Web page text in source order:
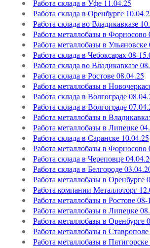
Работа склада в Уфе 11.04.25
Работа склада в Оренбурге
Работа склада во Владикавказе
Работа металлобазы в Форносово
Работа металлобазы в Ульяновске
Работа склада в Чебоксарах 08-
Работа склада во Владикавказе
Работа склада в Ростове 08.04.25
Работа металлобазы в
Работа склада в Волгограде
Работа склада в Волгограде
Работа металлобазы в
Работа металлобазы в Липецке
Работа склада в Саранске 10.04.25
Работа металлобазы в Форносово
Работа склада в Череповце
Работа склада в Белгороде
Работа металлобазы в Оренбурге
Работа компании Металлоторг
Работа металлобазы в Ростове
Работа металлобазы в Липецке
Работа металлобазы в Оренбурге
Работа металлобазы в
Работа металлобазы в